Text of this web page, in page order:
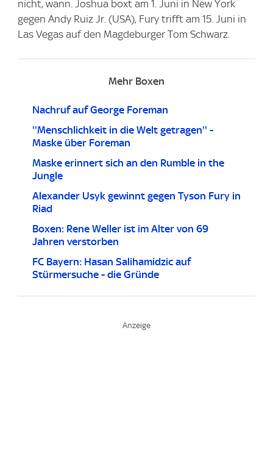
nicht, wann. Joshua boxt am 1. Juni in New York
gegen Andy Ruiz Jr. (USA), Fury trifft am 15. Juni in
Las Vegas auf den Magdeburger Tom Schwarz.
Mehr Boxen
Nachruf auf George Foreman
''Menschlichkeit in die Welt getragen'' -
Maske über Foreman
Maske erinnert sich an den Rumble in the
Jungle
Alexander Usyk gewinnt gegen Tyson Fury in
Riad
Boxen: Rene Weller ist im Alter von 69
Jahren verstorben
FC Bayern: Hasan Salihamidzic auf
Stürmersuche - die Gründe